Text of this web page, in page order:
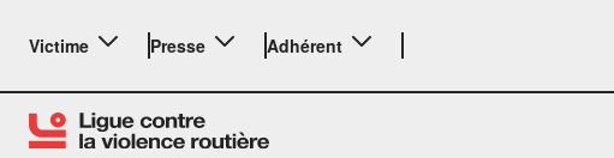
Victime Presse Adhérent